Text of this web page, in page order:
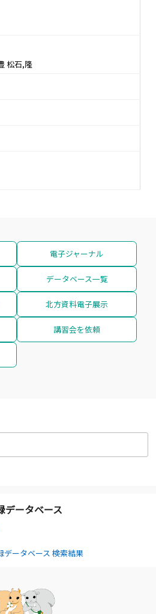
松石,隆
電子ジャーナル
データベース一覧
北方資料電子展示
講習会を依頼
データベース
ータベース 検索結果